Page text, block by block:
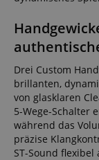
Drei Custom
brillanten,
von glasklaren
5-Wege-Schalter
während das
präzise
ST-Sound